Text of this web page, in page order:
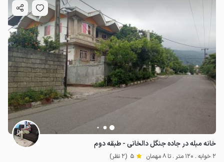
1.5میلیون ت 4.9
1.2میلیون ت 5
خانه مبله در جاده جنگل دالخانی - طبقه دوم
2 خوابه . 120 متر . تا 8 مهمان 5 (2 نظر)